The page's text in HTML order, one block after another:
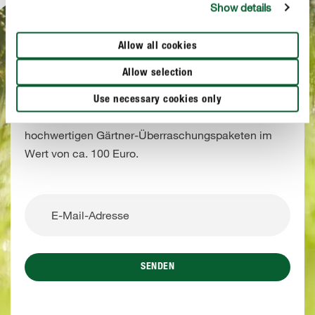
Show details
Allow all cookies
Allow selection
Use necessary cookies only
NEWSLETTERANMELDUNG
Bis zum 15.08.2026 Newsletter abonnieren
und gewinnen!
Melden Sie sich jetzt mit wenigen Klicks zu unserem
Newsletter an und gewinnen Sie eines von drei
hochwertigen Gärtner-Überraschungspaketen im
Wert von ca. 100 Euro.
SENDEN